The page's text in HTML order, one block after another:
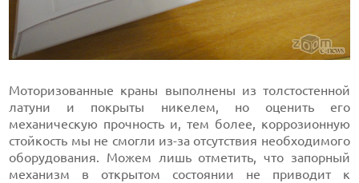
Моторизованные краны выполнены из толстостенной
латуни и покрыты никелем, но оценить его
механическую прочность и, тем более, коррозионную
стойкость мы не смогли из-за отсутствия необходимого
оборудования. Можем лишь отметить, что запорный
механизм в открытом состоянии не приводит к